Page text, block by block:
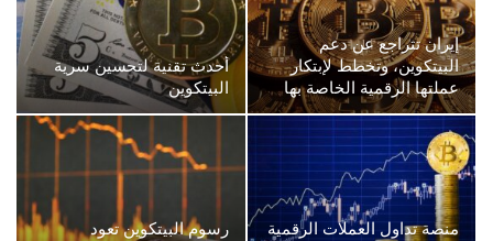
إيران تتراجع عن دعم
البيتكوين، وتخطط لإبتكار
عملتها الرقمية الخاصة بها
أحدث تقنية لتحسين سرية
البيتكوين
منصة تداول العملات الرقمية
رسوم البيتكوين تعود